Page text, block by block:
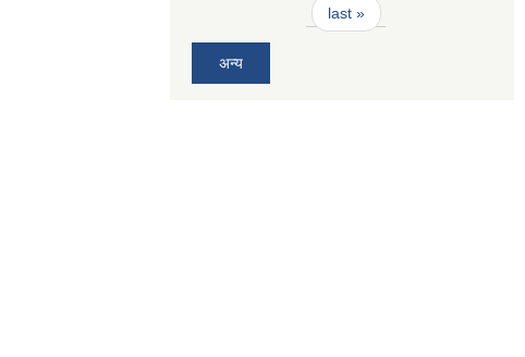
last »
अन्य